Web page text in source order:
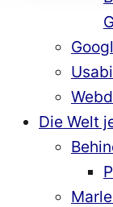
Die Welt